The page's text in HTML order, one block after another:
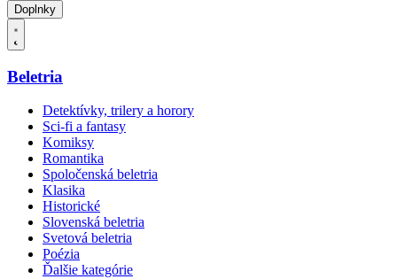
Doplnky
Beletria
Detektívky, trilery a horory
Sci-fi a fantasy
Komiksy
Romantika
Spoločenská beletria
Klasika
Historické
Slovenská beletria
Svetová beletria
Poézia
Ďalšie kategórie